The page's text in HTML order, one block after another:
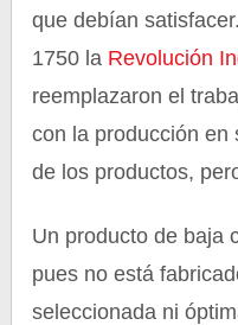
que debían
1750 la Revolución
reemplazaron el
con la producción en
de los productos,
Un producto de baja
pues no está
seleccionada ni